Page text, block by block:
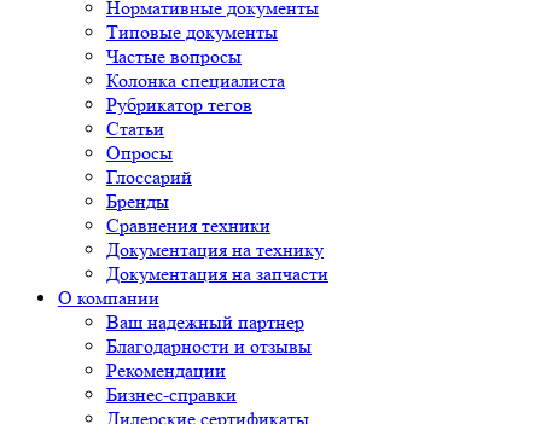
Нормативные документы
Типовые документы
Частые вопросы
Колонка специалиста
Рубрикатор тегов
Статьи
Опросы
Глоссарий
Бренды
Сравнения техники
Документация на технику
Документация на запчасти
О компании
Ваш надежный партнер
Благодарности и отзывы
Рекомендации
Бизнес-справки
Дилерские сертификаты